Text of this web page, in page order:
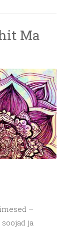
Ma
–
ja